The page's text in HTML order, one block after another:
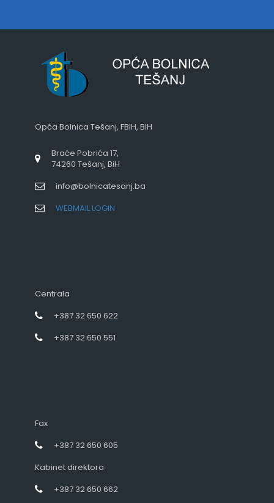
Opća Bolnica Tešanj, FBIH, BIH
Braće Pobrića 17,
74260 Tešanj, BiH
info@bolnicatesanj.ba
WEBMAIL LOGIN
Centrala
+387 32 650 622
+387 32 650 551
Fax
+387 32 650 605
Kabinet direktora
+387 32 650 662